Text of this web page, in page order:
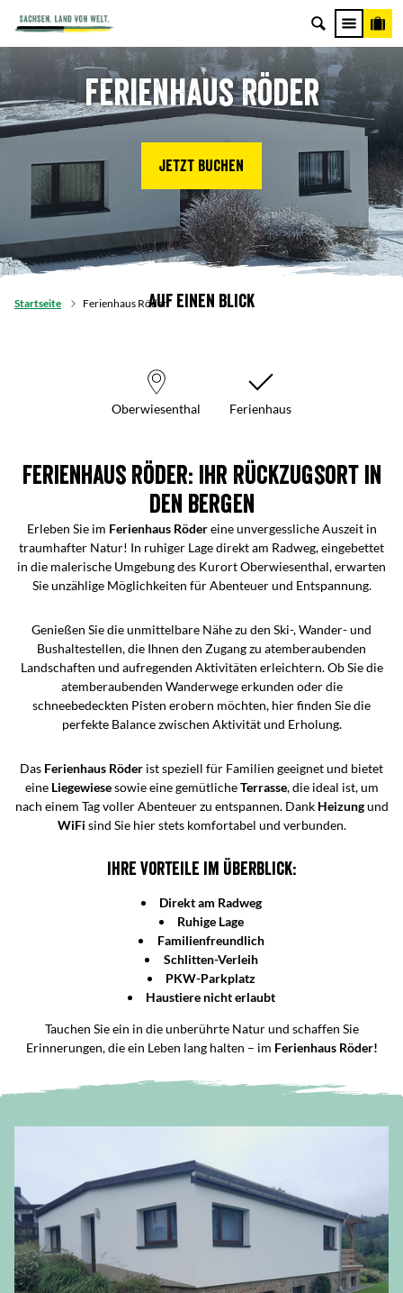
Ferienhaus Röder
Jetzt buchen
Startseite Ferienhaus RöderAuf einen Blick
Oberwiesenthal Ferienhaus
Ferienhaus Röder: Ihr Rückzugsort in
den Bergen
Erleben Sie im Ferienhaus Rödereine unvergessliche Auszeit in
traumhafter Natur! In ruhiger Lage direkt am Radweg, eingebettet
in die malerische Umgebung des Kurort Oberwiesenthal, erwarten
Sie unzählige Möglichkeiten für Abenteuer und Entspannung.
Genießen Sie die unmittelbare Nähe zu den Ski-, Wander- und
Bushaltestellen, die Ihnen den Zugang zu atemberaubenden
Landschaften und aufregenden Aktivitäten erleichtern. Ob Sie die
atemberaubenden Wanderwege erkunden oder die
schneebedeckten Pisten erobern möchten, hier finden Sie die
perfekte Balance zwischen Aktivität und Erholung.
Das Ferienhaus Röder ist speziell für Familien geeignet und bietet
eine Liegewiesesowie eine gemütlicheTerrasse, die ideal ist, um
nach einem Tag voller Abenteuer zu entspannen. Dank Heizungund
WiFi sind Sie hier stets komfortabel und verbunden.
Ihre Vorteile im Überblick:
Direkt am Radweg
Ruhige Lage
Familienfreundlich
Schlitten-Verleih
PKW-Parkplatz
Haustiere nicht erlaubt
Tauchen Sie ein in die unberührte Natur und schaffen Sie
Erinnerungen, die ein Leben lang halten – im Ferienhaus Röder!